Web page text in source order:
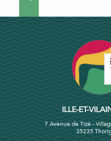
ILLE-ET-
7 Avenue de Tizé -
35235